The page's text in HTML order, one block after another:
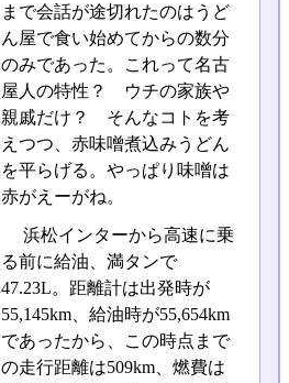
まで会話が途切れたのはうど
ん屋で食い始めてからの数分
のみであった。これって名古
屋人の特性？ ウチの家族や
親戚だけ？ そんなコトを考
えつつ、赤味噌煮込みうどん
を平らげる。やっぱり味噌は
赤がえーがね。
浜松インターから高速に乗
る前に給油、満タンで
47.23L。距離計は出発時が
55,145km、給油時が55,654km
であったから、この時点まで
の走行距離は509km、燃費は